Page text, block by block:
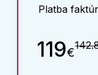
Platba
119€